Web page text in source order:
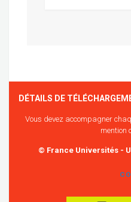
DÉTAILS DE
Vous devez accompagner
mention
© France Universités -